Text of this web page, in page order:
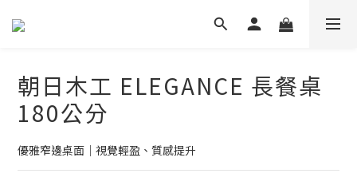
朝日木工 ELEGANCE 長餐桌
180公分
優雅窄邊桌面｜視覺輕盈、質感提升